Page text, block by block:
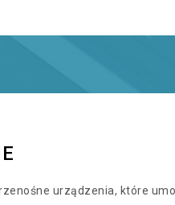
urządzenia, które